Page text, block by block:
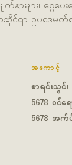
က်နှာများ၊ ငွေပ
ာ ဥပဒေမှတ်စုမ
အကောင့်
စာရင်းသွင်း
5678 ဝင်
5678 အက်